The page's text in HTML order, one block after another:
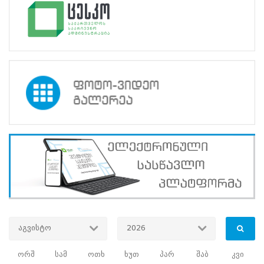
არჩევნები
გარემო“
მიზანი:პედაგოგებისთვის
სწავლების
მიმართულებით
პრაქტიკული
გამოცდილების
საარჩევნო
პროცესებისადმი
ახალგაზრდა
დაინტერესების
და
სამოქალაქო
ცნობიერების
ხელშეწყობა
აგვისტო 2026
ორშ სამ ოთხ ხუთ პარ შაბ
კვი